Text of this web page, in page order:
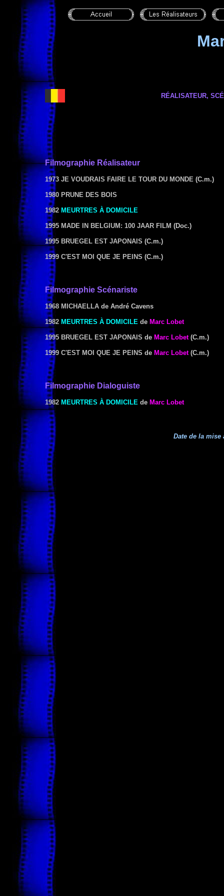
RÉALISATEUR,
Filmographie Réalisateur
1973 JE VOUDRAIS FAIRE LE TOUR DU MONDE (C.m.)
1980 PRUNE DES BOIS
1982 MEURTRES À DOMICILE
1995 MADE IN BELGIUM: 100 JAAR FILM (Doc.)
1995 BRUEGEL EST JAPONAIS (C.m.)
1999 C'EST MOI QUE JE PEINS (C.m.)
Filmographie Scénariste
1968 MICHAELLA de André Cavens
1982 MEURTRES À DOMICILE de Marc Lobet
1995 BRUEGEL EST JAPONAIS de Marc Lobet(C.m.)
1999 C'EST MOI QUE JE PEINS de Marc Lobet(C.m.)
Filmographie Dialoguiste
1982 MEURTRES À DOMICILE de Marc Lobet
Date de la